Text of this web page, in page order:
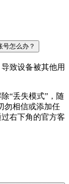
号怎么办？
致设备被其他用
“丢失模式”，随
勿相信或添加任
右下角的官方客